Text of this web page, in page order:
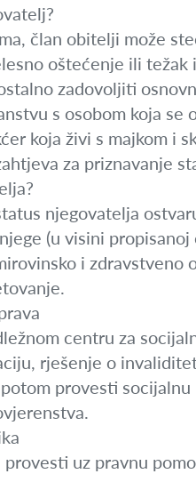
član obitelji može
oštećenje ili težak
zadovoljiti
s osobom koja se
koja živi s majkom i
za priznavanje
njegovatelja
(u visini
i zdravstveno
centru za
rješenje o
provesti
uz pravnu